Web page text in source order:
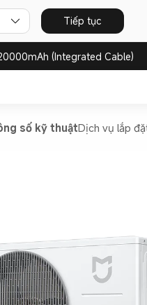
Tiếp tục
(Integrated Cable)
số kỹ thuậtDịch vụ lắp